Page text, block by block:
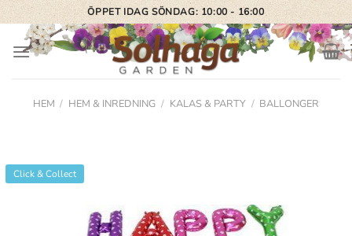
Skip
to
content
ÖPPET IDAG SÖNDAG: 10:00 - 16:00
HEM / HEM & INREDNING / KALAS & PARTY / BALLONGER
Click & Collect